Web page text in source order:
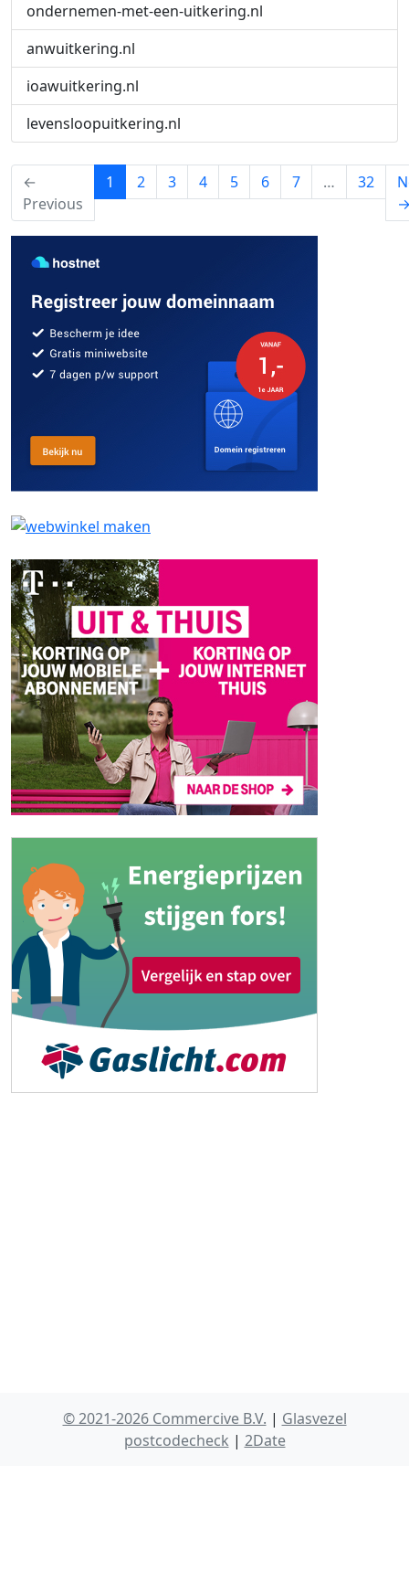
ondernemen-met-een-uitkering.nl
anwuitkering.nl
ioawuitkering.nl
levensloopuitkering.nl
←
Previous
1 (current)
2 3 4 5 6 7 … 32
© 2021-2026 Commercive B.V. | Glasvezel
postcodecheck | 2Date